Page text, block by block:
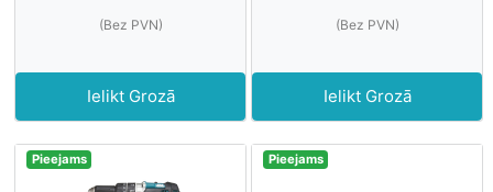
(Bez PVN)
Ielikt Grozā
(Bez PVN)
Ielikt Grozā
Pieejams Pieejams